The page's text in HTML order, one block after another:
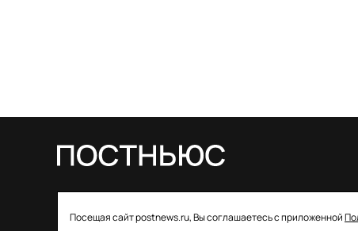
Посещая сайт postnews.ru, Вы соглашаетесь с приложенной
о регистрации СМИ: ЭЛ № ФС 77–85757 от 22 августа